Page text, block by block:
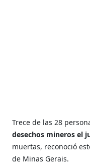
Trece de las 28
desechos mineros el
muertas, reconoció
de Minas Gerais.